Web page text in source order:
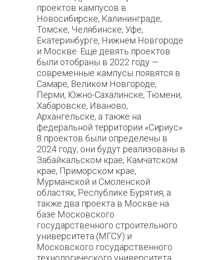
проектов кампусов в
Новосибирске, Калининграде,
Томске, Челябинске, Уфе,
Екатеринбурге, Нижнем Новгороде
и Москве. Еще девять проектов
были отобраны в 2022 году —
современные кампусы появятся в
Самаре, Великом Новгороде,
Перми, Южно-Сахалинске, Тюмени,
Хабаровске, Иваново,
Архангельске, а также на
федеральной территории «Сириус».
8 проектов были определены в
2024 году, они будут реализованы в
Забайкальском крае, Камчатском
крае, Приморском крае,
Мурманской и Смоленской
областях, Республике Бурятия, а
также два проекта в Москве на
базе Московского
государственного строительного
университета (МГСУ) и
Московского государственного
технологического университета